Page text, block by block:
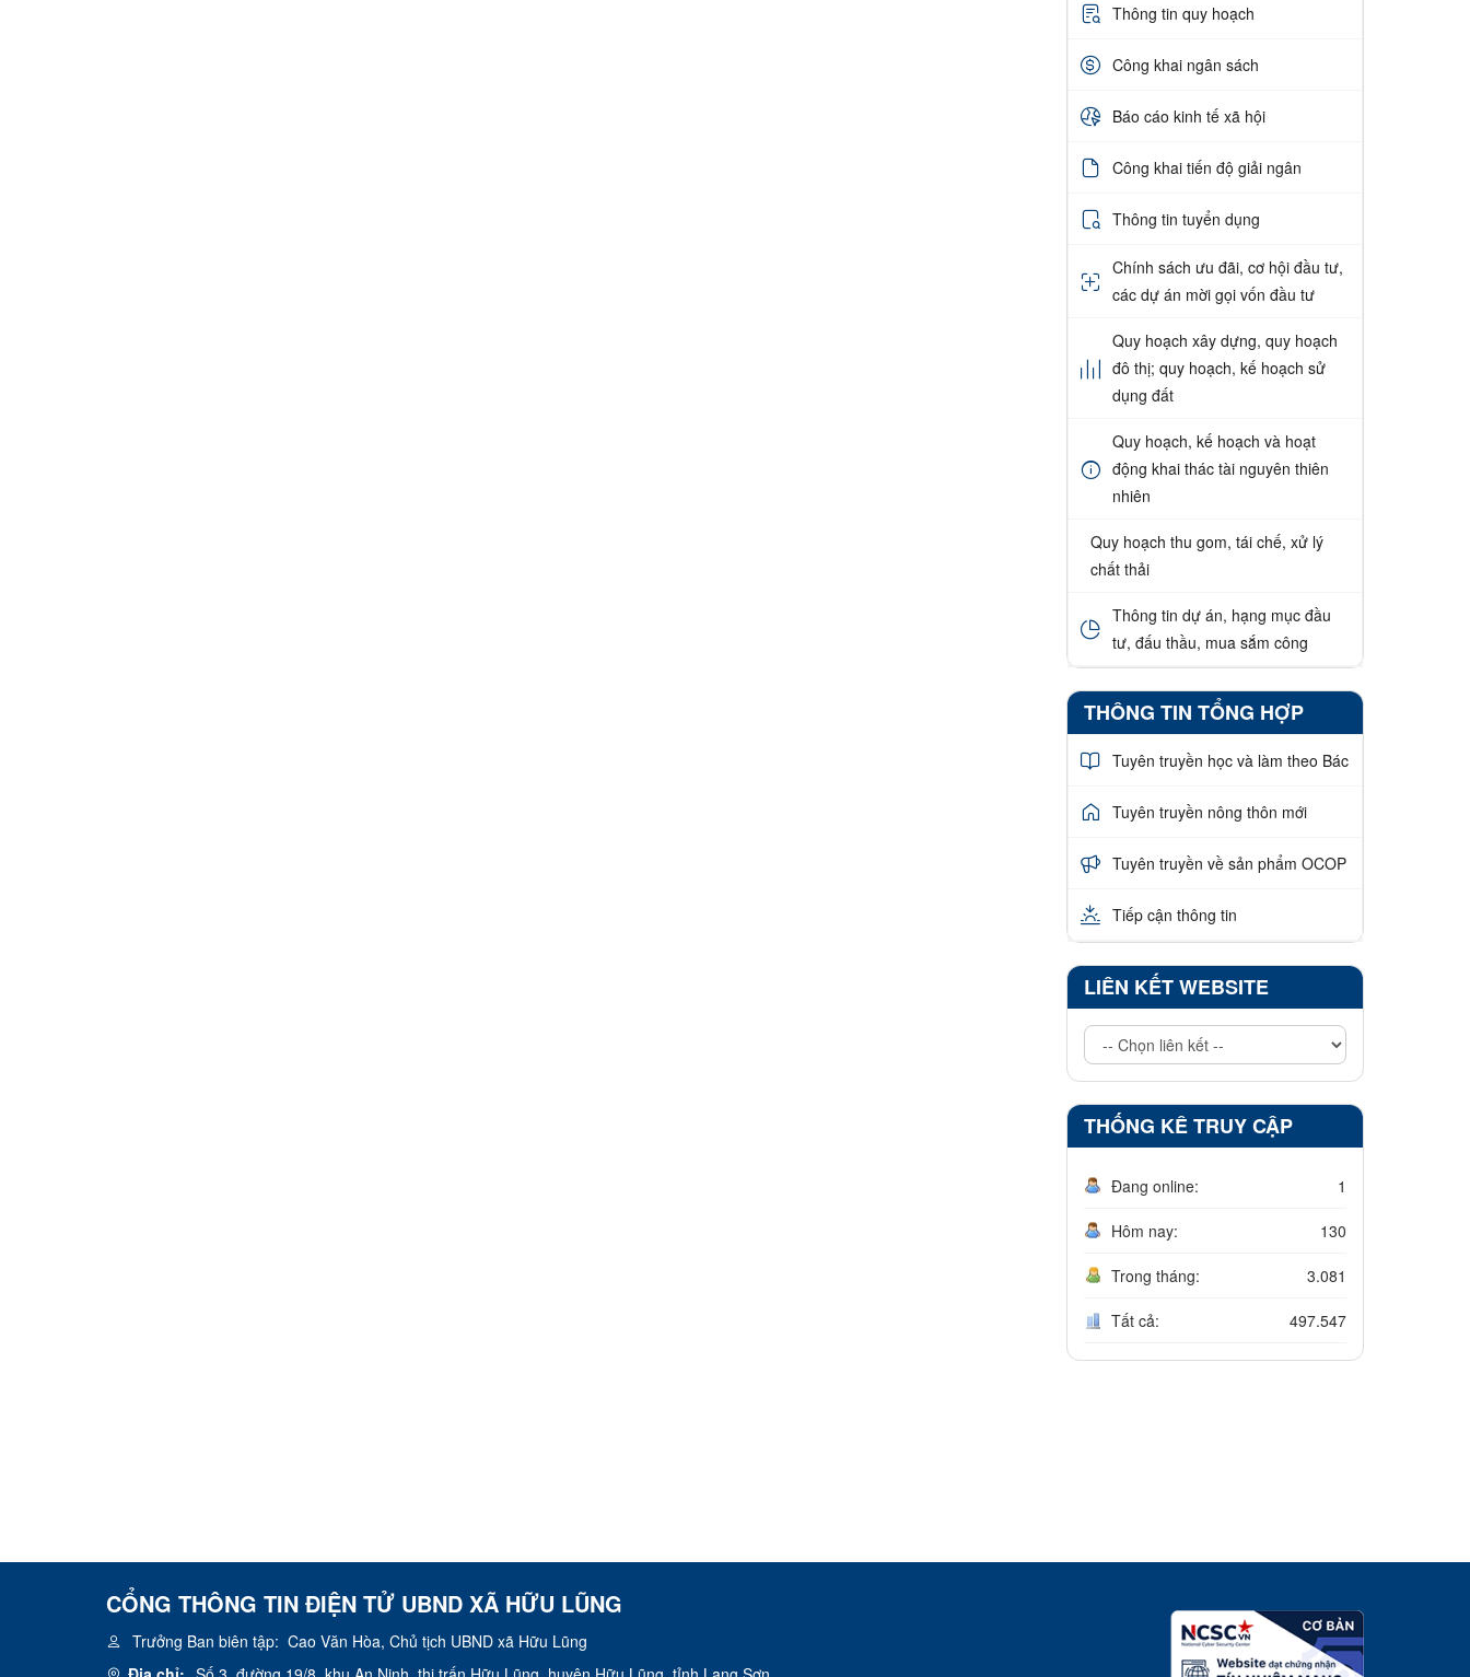
Thông tin quy hoạch
Công khai ngân sách
Báo cáo kinh tế xã hội
Công khai tiến độ giải ngân
Thông tin tuyển dụng
Chính sách ưu đãi, cơ hội đầu tư,
các dự án mời gọi vốn đầu tư
Quy hoạch xây dựng, quy hoạch
đô thị; quy hoạch, kế hoạch sử
dụng đất
Quy hoạch, kế hoạch và hoạt
động khai thác tài nguyên thiên
nhiên
Quy hoạch thu gom, tái chế, xử lý
chất thải
Thông tin dự án, hạng mục đầu
tư, đấu thầu, mua sắm công
THÔNG TIN TỔNG HỢP
Tuyên truyền học và làm theo Bác
Tuyên truyền nông thôn mới
Tuyên truyền về sản phẩm OCOP
Tiếp cận thông tin
LIÊN KẾT WEBSITE
THỐNG KÊ TRUY CẬP
Đang online: 1
Hôm nay: 130
Trong tháng: 3.081
Tất cả: 497.547
CỔNG THÔNG TIN ĐIỆN TỬ UBND XÃ HỮU LŨNG
Trưởng Ban biên tập: Cao Văn Hòa, Chủ tịch UBND xã Hữu Lũng